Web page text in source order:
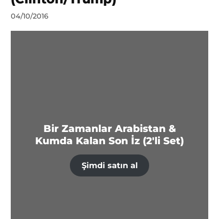
by
04/10/2016
Bir Zamanlar Arabistan &
Kumda Kalan Son İz (2'li Set)
Şimdi satın al